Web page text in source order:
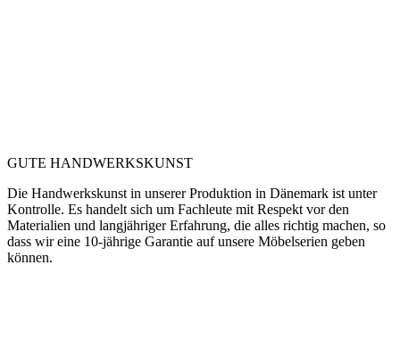
GUTE HANDWERKSKUNST
Die Handwerkskunst in unserer Produktion in Dänemark ist unter
Kontrolle. Es handelt sich um Fachleute mit Respekt vor den